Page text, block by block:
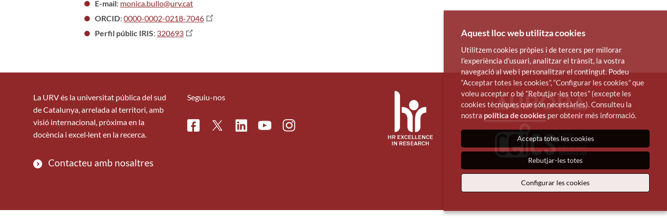
E-mail: monica.bullo@urv.cat
ORCID:0000-0002-0218-7046
Perfil públic IRIS: 320693
La URV és la universitat pública del sud
de Catalunya, arrelada al territori, amb
visió internacional, pròxima en la
docència i excel·lent en la recerca.
Contacteu amb nosaltres
Seguiu-nos
FacebookTwitterLinkedinYoutubeInstagram
Aquest lloc web utilitza cookies
Utilitzem cookies pròpies i de tercers per millorar
l’experiència d’usuari, analitzar el trànsit, la vostra
navegació al web i personalitzar el contingut. Podeu
“Acceptar totes les cookies”, “Configurar les cookies” que
voleu acceptar o bé “Rebutjar-les totes” (excepte les
cookies tècniques que són necessàries). Consulteu la
nostra política de cookies per obtenir més informació.
Accepta totes les cookies
Rebutjar-les totes
Configurar les cookies